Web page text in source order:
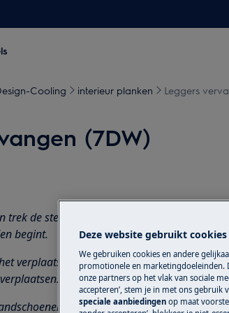
Cooling interieur planken Leggers
(7DW)
de stekker uit het
begint.
verplaatsen van apparaten, voor zware
en gesloten schoeisel.
Deze website gebruikt
We gebruiken cookies en andere
promotionele en marketingdoeleinden.
onze partners op het vlak van sociale
accepteren’, stem je in met ons gebruik
speciale aanbiedingen op maat